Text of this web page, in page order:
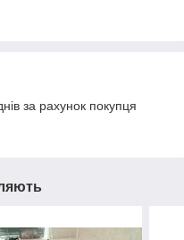
за рахунок покупця